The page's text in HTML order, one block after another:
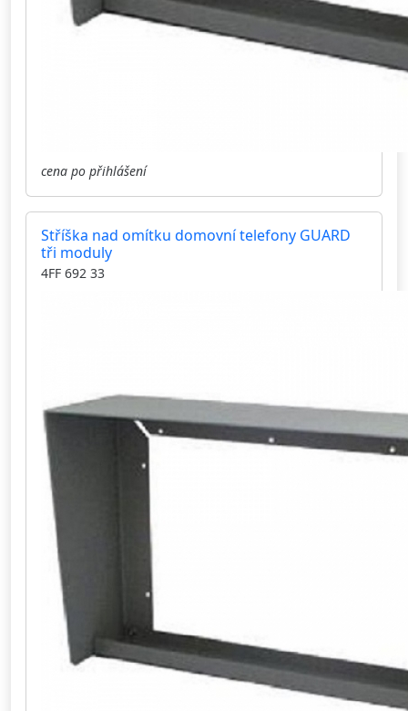
cena po přihlášení
Stříška nad omítku domovní telefony GUARD
tři moduly
4FF 692 33